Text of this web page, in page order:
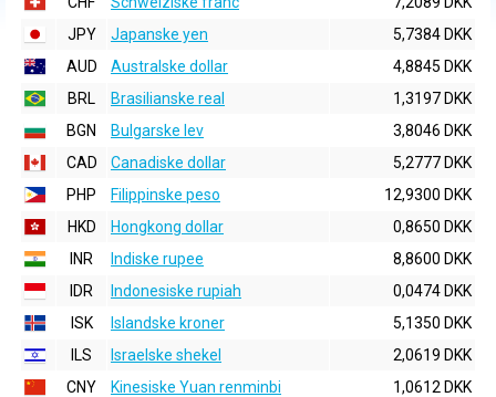
JPY
Japanske yen
5,7384 DKK
AUD
Australske dollar
4,8845 DKK
BRL
Brasilianske real
1,3197 DKK
BGN
Bulgarske lev
3,8046 DKK
CAD
Canadiske dollar
5,2777 DKK
PHP
Filippinske peso
12,9300 DKK
HKD
Hongkong dollar
0,8650 DKK
INR
Indiske rupee
8,8600 DKK
IDR
Indonesiske rupiah
0,0474 DKK
ISK
Islandske kroner
5,1350 DKK
ILS
Israelske shekel
2,0619 DKK
CNY
Kinesiske Yuan renminbi
1,0612 DKK